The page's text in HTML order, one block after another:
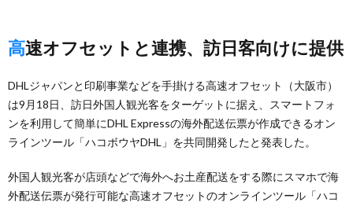
高速オフセットと連携、訪日客向けに提供
DHLジャパンと印刷事業などを手掛ける高速オフセット（大阪市）
は9月18日、訪日外国人観光客をターゲットに据え、スマートフォ
ンを利用して簡単にDHL Expressの海外配送伝票が作成できるオン
ラインツール「ハコボウヤDHL」を共同開発したと発表した。
外国人観光客が店頭などで海外へお土産配送をする際にスマホで海
外配送伝票が発行可能な高速オフセットのオンラインツール「ハコ